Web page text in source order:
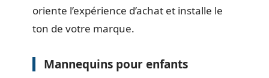
oriente l’expérience d’achat et installe le
ton de votre marque.
Mannequins pour enfants